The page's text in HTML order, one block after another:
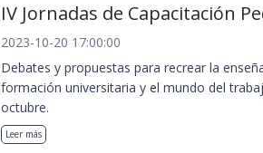
IV Jornadas de Capacitación
2023-10-20 17:00:00
Debates y propuestas para recrear la
formación universitaria y el mundo del
octubre.
Leer más